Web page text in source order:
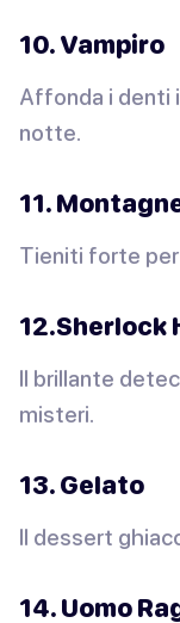
10. Vampiro
Affonda i denti
notte.
11.
Tieniti forte
12.Sherlock
Il brillante
misteri.
13. Gelato
Il dessert
14. Uomo